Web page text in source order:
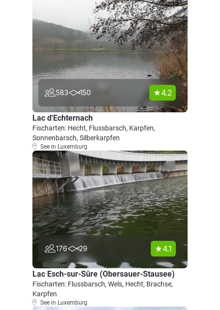
583 150 4.2
Lac d'Echternach
Fischarten: Hecht, Flussbarsch, Karpfen,
Sonnenbarsch, Silberkarpfen
See in Luxemburg
176 29 4.1
Lac Esch-sur-Sûre (Obersauer-Stausee)
Fischarten: Flussbarsch, Wels, Hecht, Brachse,
Karpfen
See in Luxemburg